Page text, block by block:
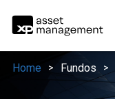
Home > Fundos >